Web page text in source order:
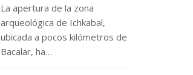
La apertura de la zona
arqueológica de Ichkabal,
ubicada a pocos kilómetros de
Bacalar, ha…